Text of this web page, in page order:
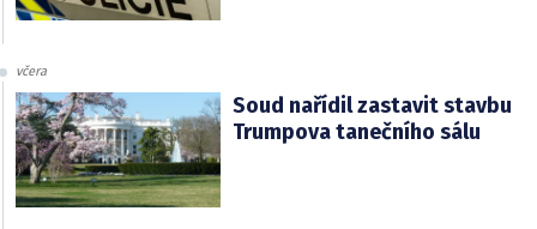
včera
Soud nařídil zastavit stavbu
Trumpova tanečního sálu